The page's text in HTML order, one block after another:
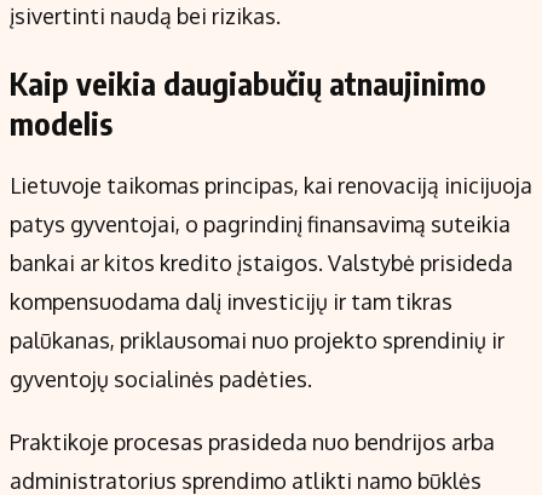
įsivertinti naudą bei rizikas.
Kaip veikia daugiabučių atnaujinimo
modelis
Lietuvoje taikomas principas, kai renovaciją inicijuoja
patys gyventojai, o pagrindinį finansavimą suteikia
bankai ar kitos kredito įstaigos. Valstybė prisideda
kompensuodama dalį investicijų ir tam tikras
palūkanas, priklausomai nuo projekto sprendinių ir
gyventojų socialinės padėties.
Praktikoje procesas prasideda nuo bendrijos arba
administratorius sprendimo atlikti namo būklės